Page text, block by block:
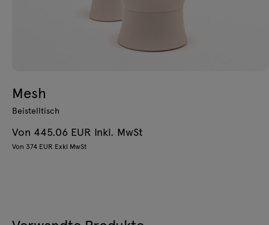
Mesh
Beistelltisch
Von 445.06 EUR Inkl. MwSt
Von 374 EUR Exkl MwSt